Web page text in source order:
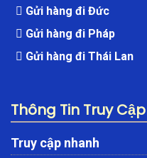
Gửi hàng đi Đức
Gửi hàng đi Pháp
Gửi hàng đi Thái Lan
Thông Tin Truy Cập
Truy cập nhanh